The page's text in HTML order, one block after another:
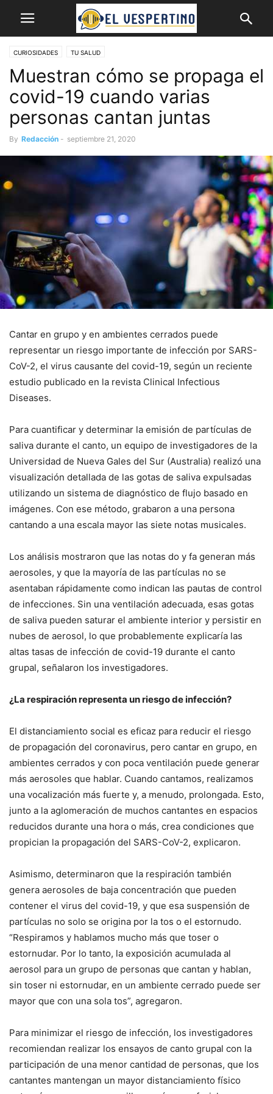
CURIOSIDADES TU SALUD
Muestran cómo se propaga el
covid-19 cuando varias
personas cantan juntas
By Redacción - septiembre 21, 2020
Cantar en grupo y en ambientes cerrados puede
representar un riesgo importante de infección por SARS-
CoV-2, el virus causante del covid-19, según un reciente
estudio publicado en la revista Clinical Infectious
Diseases.
Para cuantificar y determinar la emisión de partículas de
saliva durante el canto, un equipo de investigadores de la
Universidad de Nueva Gales del Sur (Australia) realizó una
visualización detallada de las gotas de saliva expulsadas
utilizando un sistema de diagnóstico de flujo basado en
imágenes. Con ese método, grabaron a una persona
cantando a una escala mayor las siete notas musicales.
Los análisis mostraron que las notas do y fa generan más
aerosoles, y que la mayoría de las partículas no se
asentaban rápidamente como indican las pautas de control
de infecciones. Sin una ventilación adecuada, esas gotas
de saliva pueden saturar el ambiente interior y persistir en
nubes de aerosol, lo que probablemente explicaría las
altas tasas de infección de covid-19 durante el canto
grupal, señalaron los investigadores.
¿La respiración representa un riesgo de infección?
El distanciamiento social es eficaz para reducir el riesgo
de propagación del coronavirus, pero cantar en grupo, en
ambientes cerrados y con poca ventilación puede generar
más aerosoles que hablar. Cuando cantamos, realizamos
una vocalización más fuerte y, a menudo, prolongada. Esto,
junto a la aglomeración de muchos cantantes en espacios
reducidos durante una hora o más, crea condiciones que
propician la propagación del SARS-CoV-2, explicaron.
Asimismo, determinaron que la respiración también
genera aerosoles de baja concentración que pueden
contener el virus del covid-19, y que esa suspensión de
partículas no solo se origina por la tos o el estornudo.
“Respiramos y hablamos mucho más que toser o
estornudar. Por lo tanto, la exposición acumulada al
aerosol para un grupo de personas que cantan y hablan,
sin toser ni estornudar, en un ambiente cerrado puede ser
mayor que con una sola tos”, agregaron.
Para minimizar el riesgo de infección, los investigadores
recomiendan realizar los ensayos de canto grupal con la
participación de una menor cantidad de personas, que los
cantantes mantengan un mayor distanciamiento físico